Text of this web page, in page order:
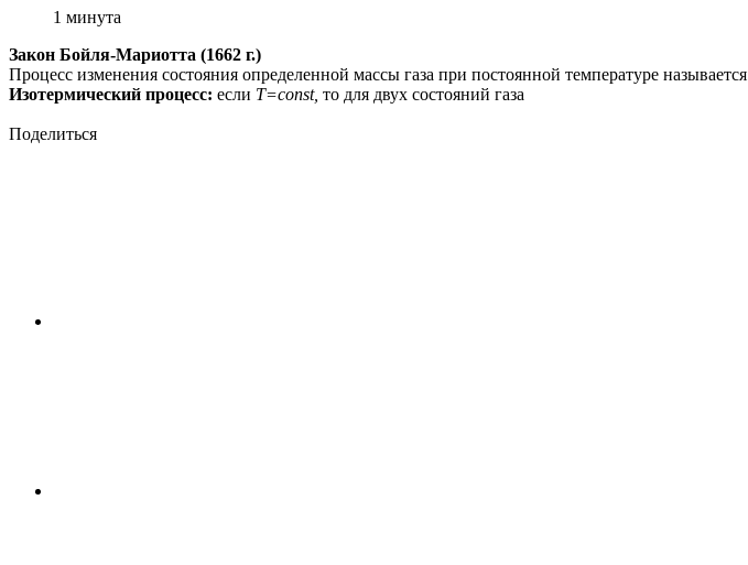
1 минута
Закон Бойля-Мариотта (1662 г.)
Процесс изменения состояния определенной массы газа при постоянной температуре называется
Изотермический процесс: если T=const, то для двух состояний газа
Поделиться